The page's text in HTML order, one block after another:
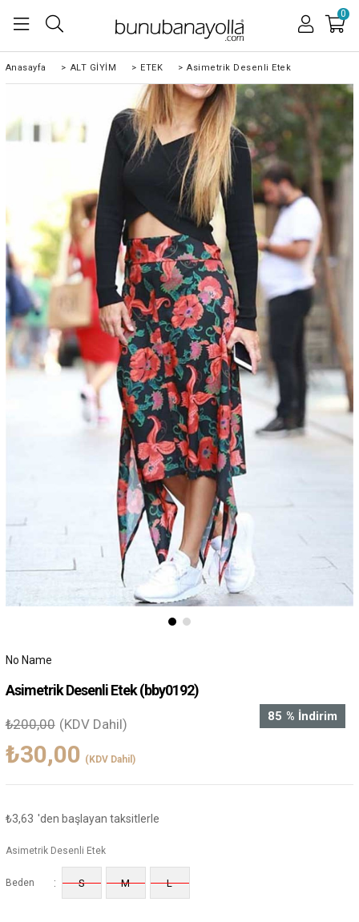
0
Anasayfa > ALT GİYİM > ETEK > Asimetrik Desenli Etek
No Name
Asimetrik Desenli Etek(bby0192)
%
85 İndirim
₺200,00 (KDV Dahil)
₺30,00 (KDV Dahil)
₺3,63 'den başlayan taksitlerle
Asimetrik Desenli Etek
Beden : S M L